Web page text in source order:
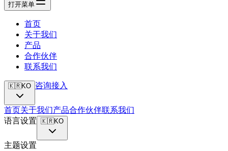
打开菜单
首页
关于我们
产品
合作伙伴
联系我们
🇰🇷KO 咨询接入
首页关于我们产品合作伙伴联系我们
语言设置 🇰🇷KO
主题设置